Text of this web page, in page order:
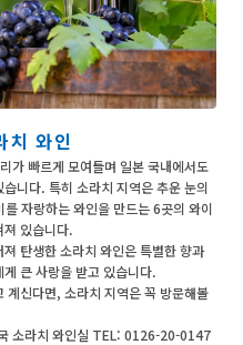
치 와인
가 빠르게 모여들며 일본 국내에서도
니다. 특히 소라치 지역은 추운 눈의
자랑하는 와인을 만드는 6곳의 와이
져 있습니다.
탄생한 소라치 와인은 특별한 향과
큰 사랑을 받고 있습니다.
계신다면, 소라치 지역은 꼭 방문해볼
소라치 와인실 TEL: 0126-20-0147